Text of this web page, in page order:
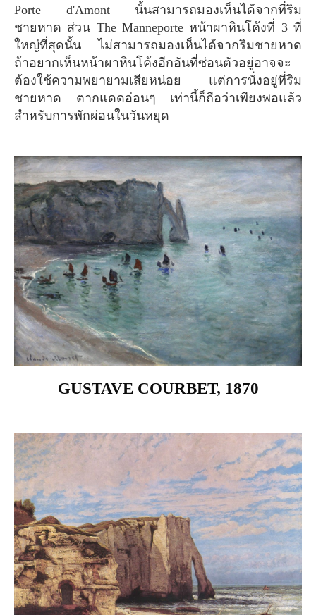
Porte d'Amont นั้นสามารถมองเห็นได้จากที่ริม
ชายหาด ส่วน The Manneporte หน้าผาหินโค้งที่ 3 ที่
ใหญ่ที่สุดนั้น ไม่สามารถมองเห็นได้จากริมชายหาด
ถ้าอยากเห็นหน้าผาหินโค้งอีกอันที่ซ่อนตัวอยู่อาจจะ
ต้องใช้ความพยายามเสียหน่อย แต่การนั่งอยู่ที่ริม
ชายหาด ตากแดดอ่อนๆ เท่านี้ก็ถือว่าเพียงพอแล้ว
สำหรับการพักผ่อนในวันหยุด
GUSTAVE COURBET, 1870